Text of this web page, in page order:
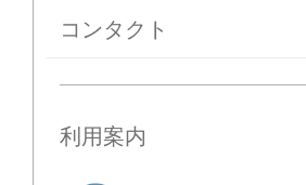
コンタクト
利用案内